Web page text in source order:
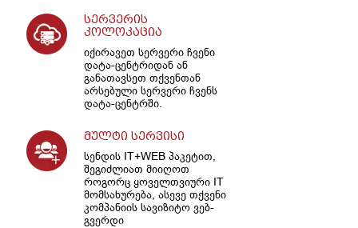
სერვერის
კოლოკაცია
იქირავეთ სერვერი ჩვენი
დატა-ცენტრიდან ან
განათავსეთ თქვენთან
არსებული სერვერი ჩვენს
დატა-ცენტრში.
მულტი სერვისი
სენდის IT+WEB პაკეტით,
შეგიძლიათ მიიღოთ
როგორც ყოველთვიური IT
მომსახურება, ასევე თქვენი
კომპანიის სავიზიტო ვებ-
გვერდი